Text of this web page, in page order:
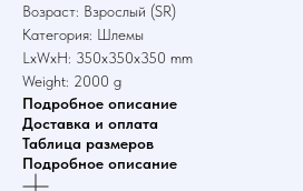
Возраст: Взрослый (SR)
Категория: Шлемы
LxWxH: 350x350x350 mm
Weight: 2000 g
Подробное описание
Доставка и оплата
Таблица размеров
Подробное описание